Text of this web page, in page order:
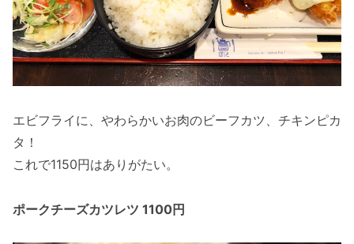
エビフライに、やわらかいお肉のビーフカツ、チキンピカ
タ！
これで1150円はありがたい。
ポークチーズカツレツ 1100円